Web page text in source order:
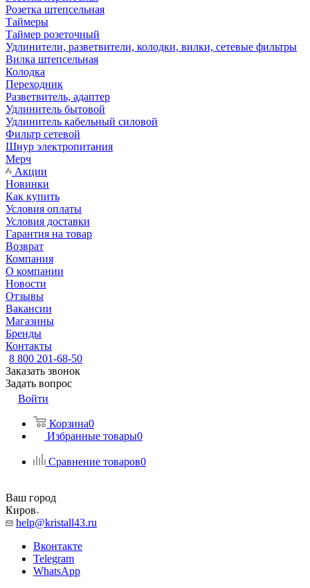
Розетка штепсельная
Таймеры
Таймер розеточный
Удлинители, разветвители, колодки, вилки, сетевые фильтры
Вилка штепсельная
Колодка
Переходник
Разветвитель, адаптер
Удлинитель бытовой
Удлинитель кабельный силовой
Фильтр сетевой
Шнур электропитания
Мерч
Акции
Новинки
Как купить
Условия оплаты
Условия доставки
Гарантия на товар
Возврат
Компания
О компании
Новости
Отзывы
Вакансии
Магазины
Бренды
Контакты
8 800 201-68-50
Заказать звонок
Задать вопрос
Войти
Корзина0
Избранные товары0
Сравнение товаров0
Ваш город
Киров
help@kristall43.ru
Вконтакте
Telegram
WhatsApp